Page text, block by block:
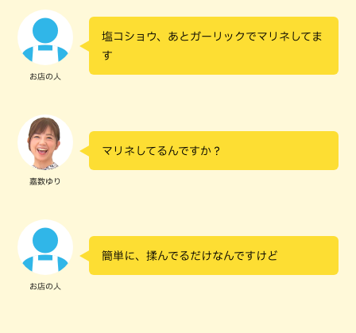
お店の人
塩コショウ、あとガーリックでマリネしてま
す
嘉数ゆり
マリネしてるんですか？
お店の人
簡単に、揉んでるだけなんですけど